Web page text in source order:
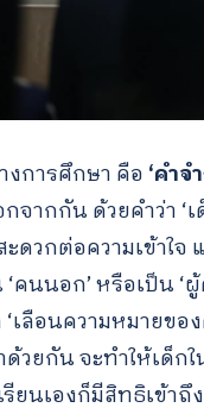
Search
for:
การศึกษา คือ ‘คำจ
จากกัน ด้วยคำว่า
ะดวกต่อความเข้า
‘คนนอก’ หรือเป็น
เลือนความหมายขอ
วยกัน จะทำให้เด็ก
ยนเองก็มีสิทธิเข้า